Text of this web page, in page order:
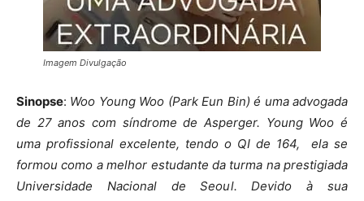
Imagem Divulgação
Sinopse: Woo Young Woo (Park Eun Bin) é uma advogada
de 27 anos com síndrome de Asperger. Young Woo é
uma profissional excelente, tendo o QI de 164, ela se
formou como a melhor estudante da turma na prestigiada
Universidade Nacional de Seoul. Devido à sua